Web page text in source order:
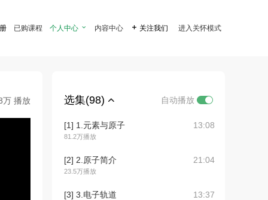
已购课程 个人中心  内容中心  关注我们 进入关怀模式
万 播放 选集(98) 自动播放
[1] 1.元素与原子
81.2万播放
13:08
[2] 2.原子简介
23.5万播放
21:04
[3] 3.电子轨道 13:37